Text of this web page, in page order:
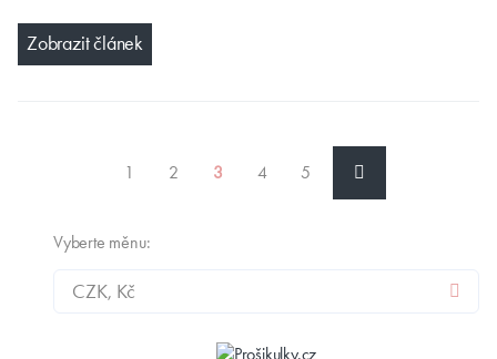
Zobrazit článek
1 2 3 4 5
Vyberte měnu: